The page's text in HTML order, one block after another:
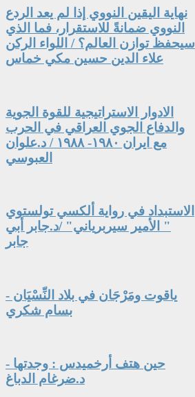
نهاية اليقين النووي إذا لم يعد الردع
النووي ضمانةً للاستقرار، فما الذي
سيحفظ توازن العالم؟ / اللواء الركن
علاء الدين حسين مكي خماس
الادوار الاستراتيجية للقوة الجوية
والدفاع الجوي العراقي في الحرب
مع ايران ١٩٨٠- ١٩٨٨ / د.علوان
العبوسي
الاستبداد في رواية ألكسي تولستوي
" الأمير سيربرياني" /د.جابر أبي
جابر
ياقوت ومَرْجَان في بلاد النِّسْيَان -
بسام شكري
حين هتف أرخميدس : وجدتها -
د.ضرغام الدباغ